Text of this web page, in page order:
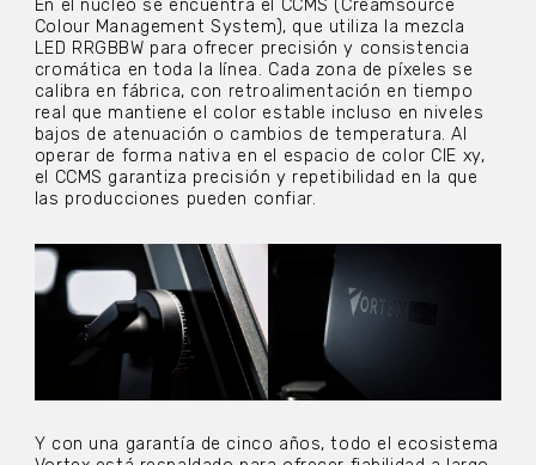
En el núcleo se encuentra el CCMS (Creamsource
Colour Management System), que utiliza la mezcla
LED RRGBBW para ofrecer precisión y consistencia
cromática en toda la línea. Cada zona de píxeles se
calibra en fábrica, con retroalimentación en tiempo
real que mantiene el color estable incluso en niveles
bajos de atenuación o cambios de temperatura. Al
operar de forma nativa en el espacio de color CIE xy,
el CCMS garantiza precisión y repetibilidad en la que
las producciones pueden confiar.
Y con una garantía de cinco años, todo el ecosistema